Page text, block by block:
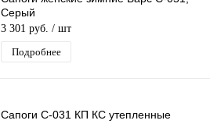
Серый
3 301 руб. / шт
Подробнее
Сапоги С-031 КП КС утепленные